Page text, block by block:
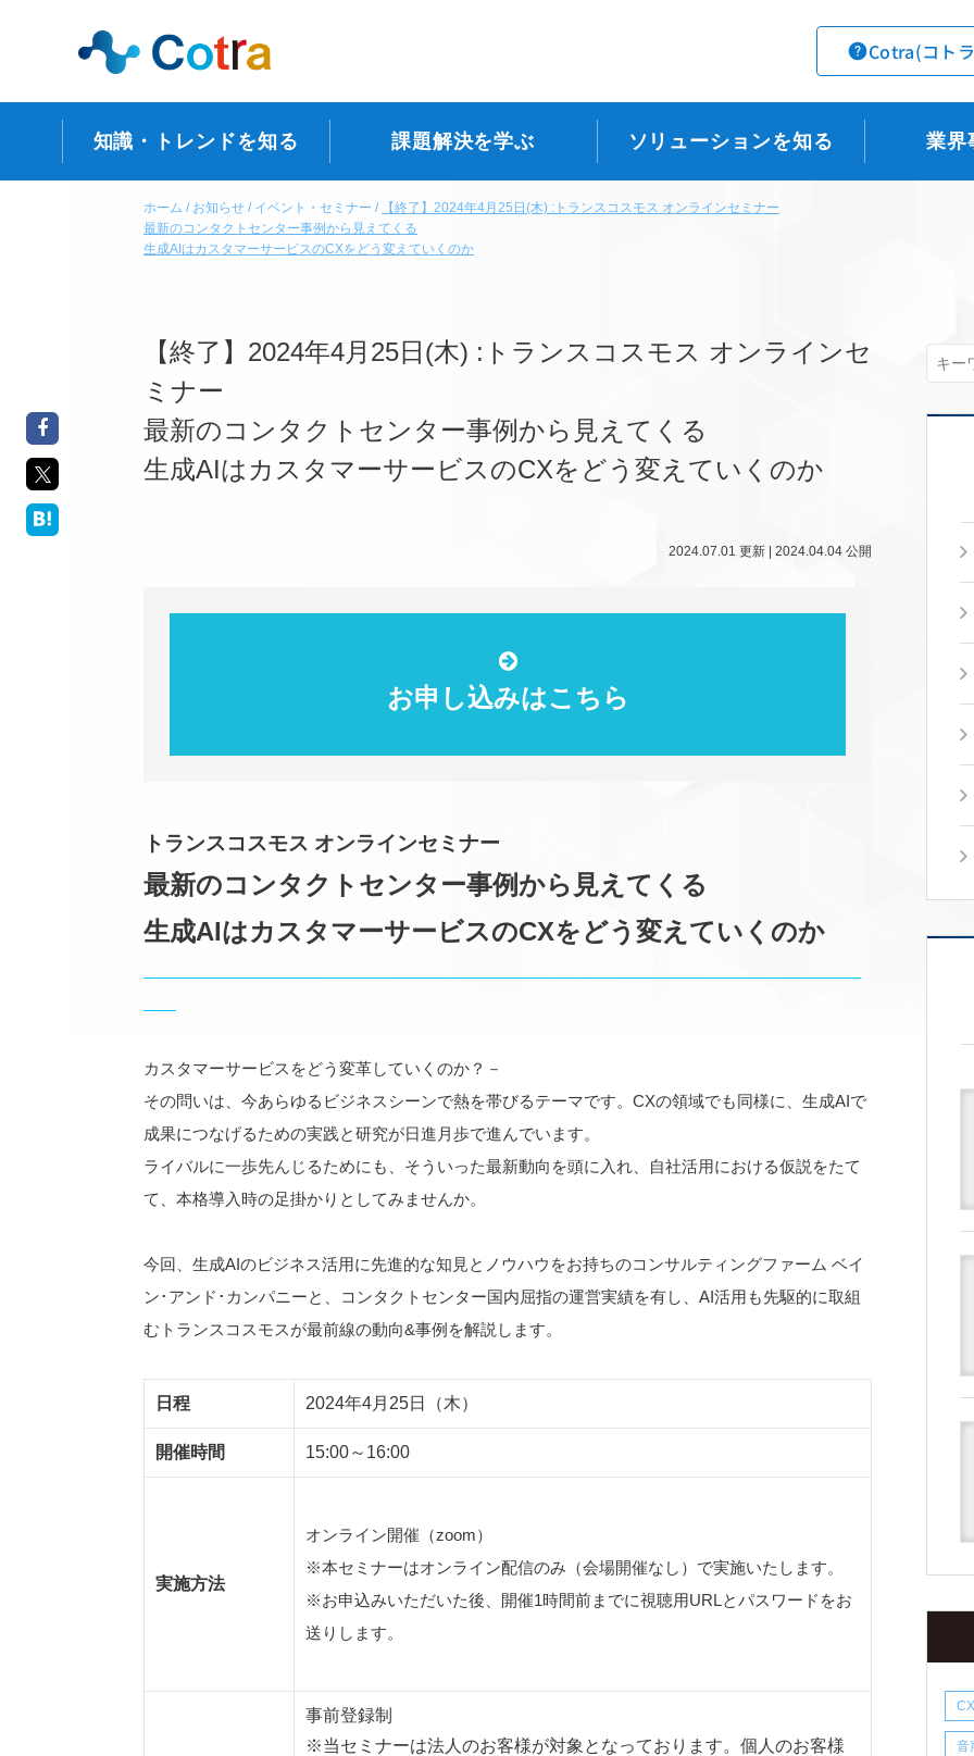
Cotra(コト
知識・トレンドを知る 課題解決を学ぶ ソリューションを知る 業界
ホーム お知らせ イベント・セミナー
【終了】2024年4月25日(木) :トランスコスモス オンラインセミナー
最新のコンタクトセンター事例から見えてくる
生成AIはカスタマーサービスのCXをどう変えていくのか
【終了】2024年4月25日(木) :トランスコスモス オンラインセ
ミナー
最新のコンタクトセンター事例から見えてくる
生成AIはカスタマーサービスのCXをどう変えていくのか
2024.07.01 更新 | 2024.04.04 公開
お申し込みはこちら
トランスコスモス オンラインセミナー
最新のコンタクトセンター事例から見えてくる
生成AIはカスタマーサービスのCXをどう変えていくのか
カスタマーサービスをどう変革していくのか？－
その問いは、今あらゆるビジネスシーンで熱を帯びるテーマです。CXの領域でも同様に、生成AIで
成果につなげるための実践と研究が日進月歩で進んでいます。
ライバルに一歩先んじるためにも、そういった最新動向を頭に入れ、自社活用における仮説をたて
て、本格導入時の足掛かりとしてみませんか。
今回、生成AIのビジネス活用に先進的な知見とノウハウをお持ちのコンサルティングファーム ベイ
ン･アンド･カンパニーと、コンタクトセンター国内屈指の運営実績を有し、AI活用も先駆的に取組
むトランスコスモスが最前線の動向&事例を解説します。
日程 2024年4月25日（木）
開催時間 15:00～16:00
実施方法
オンライン開催（zoom）
※本セミナーはオンライン配信のみ（会場開催なし）で実施いたします。
※お申込みいただいた後、開催1時間前までに視聴用URLとパスワードをお
送りします。
事前登録制
※当セミナーは法人のお客様が対象となっております。個人のお客様
CX
音